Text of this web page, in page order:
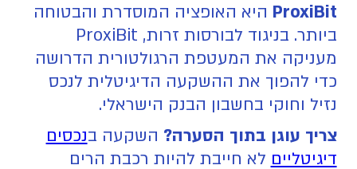
ProxiBit היא האופציה המוסדרת והבטוחה
ביותר. בניגוד לבורסות זרות, ProxiBit
מעניקה את המעטפת הרגולטורית הדרושה
כדי להפוך את ההשקעה הדיגיטלית לנכס
נזיל וחוקי בחשבון הבנק הישראלי.
צריך עוגן בתוך הסערה? השקעה בנכסים
דיגיטליים לא חייבת להיות רכבת הרים